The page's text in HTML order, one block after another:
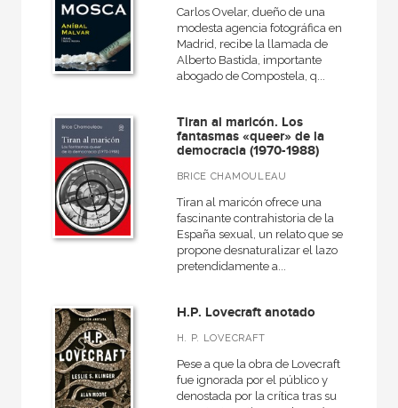
Carlos Ovelar, dueño de una
modesta agencia fotográfica en
Madrid, recibe la llamada de
Alberto Bastida, importante
abogado de Compostela, q...
Tiran al maricón. Los
fantasmas «queer» de la
democracia (1970-1988)
BRICE CHAMOULEAU
Tiran al maricón ofrece una
fascinante contrahistoria de la
España sexual, un relato que se
propone desnaturalizar el lazo
pretendidamente a...
H.P. Lovecraft anotado
H. P. LOVECRAFT
Pese a que la obra de Lovecraft
fue ignorada por el público y
denostada por la crítica tras su